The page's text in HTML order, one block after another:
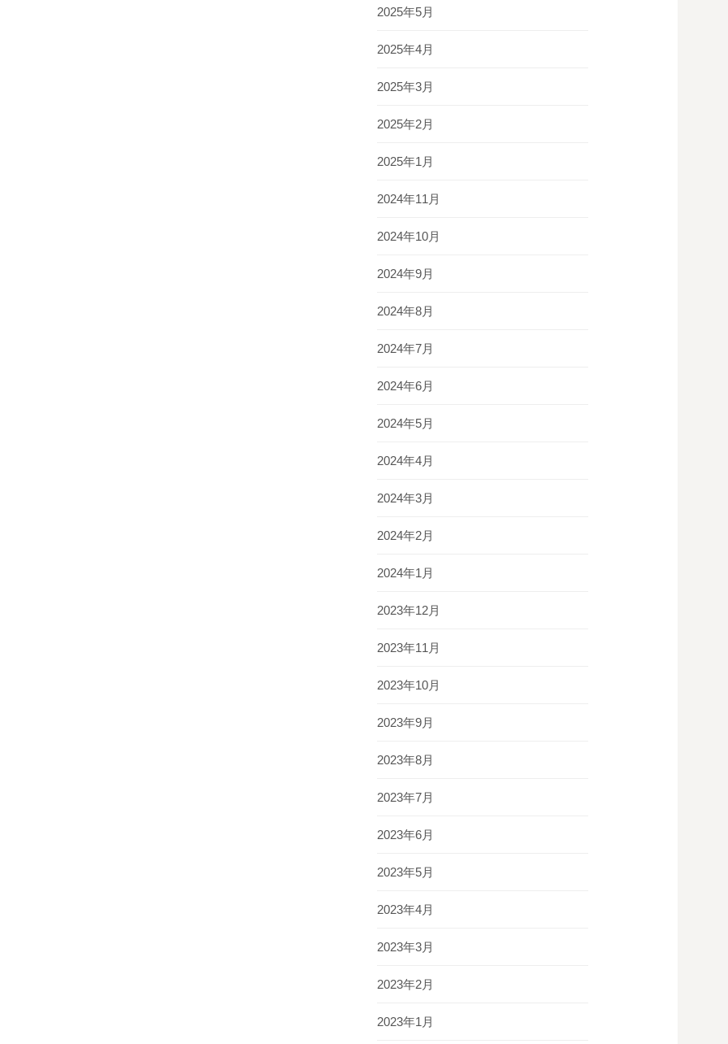
2025年5月
2025年4月
2025年3月
2025年2月
2025年1月
2024年11月
2024年10月
2024年9月
2024年8月
2024年7月
2024年6月
2024年5月
2024年4月
2024年3月
2024年2月
2024年1月
2023年12月
2023年11月
2023年10月
2023年9月
2023年8月
2023年7月
2023年6月
2023年5月
2023年4月
2023年3月
2023年2月
2023年1月